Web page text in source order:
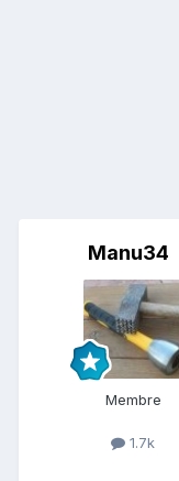
Manu34
Membre
1.7k